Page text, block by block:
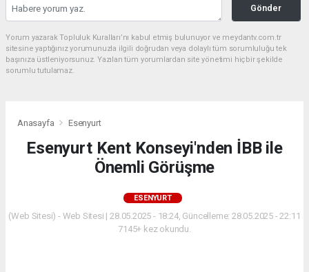
Gönder
Yorum yazarak Topluluk Kuralları’nı kabul etmiş bulunuyor ve meydantv.com.tr
sitesine yaptığınız yorumunuzla ilgili doğrudan veya dolaylı tüm sorumluluğu tek
başınıza üstleniyorsunuz. Yazılan tüm yorumlardan site yönetimi hiçbir şekilde
sorumlu tutulamaz.
Anasayfa Esenyurt
Esenyurt Kent Konseyi'nden İBB ile
Önemli Görüşme
ESENYURT
(Web Sitesi) - Web Sitesi | 28.05.2025 - 18:24, Güncelleme: 28.05.2025 - 22:11
7145+ kez okundu.